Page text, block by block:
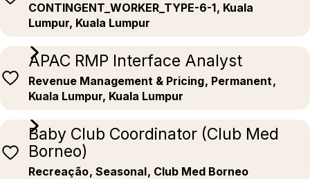
CONTINGENT_WORKER_TYPE-6-1, Kuala
Lumpur, Kuala Lumpur
APAC RMP Interface Analyst
Revenue Management & Pricing, Permanent,
Kuala Lumpur, Kuala Lumpur
Baby Club Coordinator (Club Med
Borneo)
Recreação, Seasonal, Club Med Borneo